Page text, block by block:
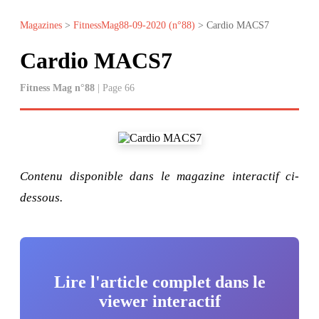
Magazines > FitnessMag88-09-2020 (n°88) > Cardio MACS7
Cardio MACS7
Fitness Mag n°88 | Page 66
Contenu disponible dans le magazine interactif ci-
dessous.
Lire l'article complet dans le
viewer interactif